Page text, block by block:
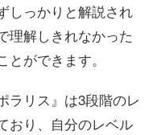
しっかりと解説され
理解しきれなかった
ができます。
ラリス』は3段階のレ
おり、自分のレベル